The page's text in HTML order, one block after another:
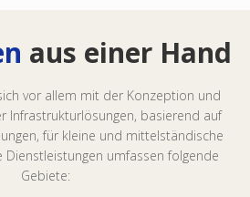
aus einer Hand
vor allem mit der Konzeption und
Infrastrukturlösungen, basierend auf
für kleine und mittelständische
Dienstleistungen umfassen folgende
Gebiete: